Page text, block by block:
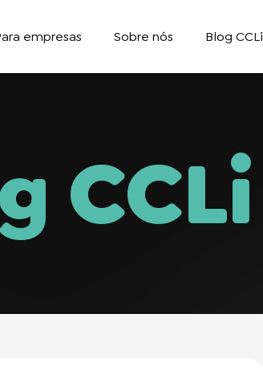
empresas Sobre nós Blog CCLi
CCLi